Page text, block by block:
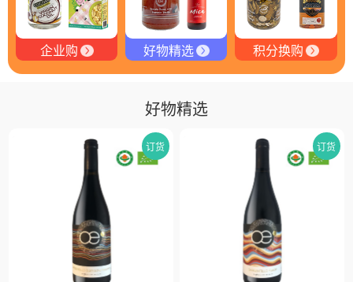
企业购 好物精选 积分换购
好物精选
订货 订货